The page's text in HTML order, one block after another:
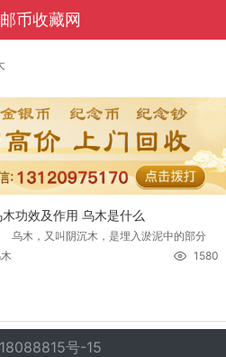
币收藏网
木功效及作用 乌木是什么
木，又叫阴沉木，是埋入淤泥中的部分
1580
号-15